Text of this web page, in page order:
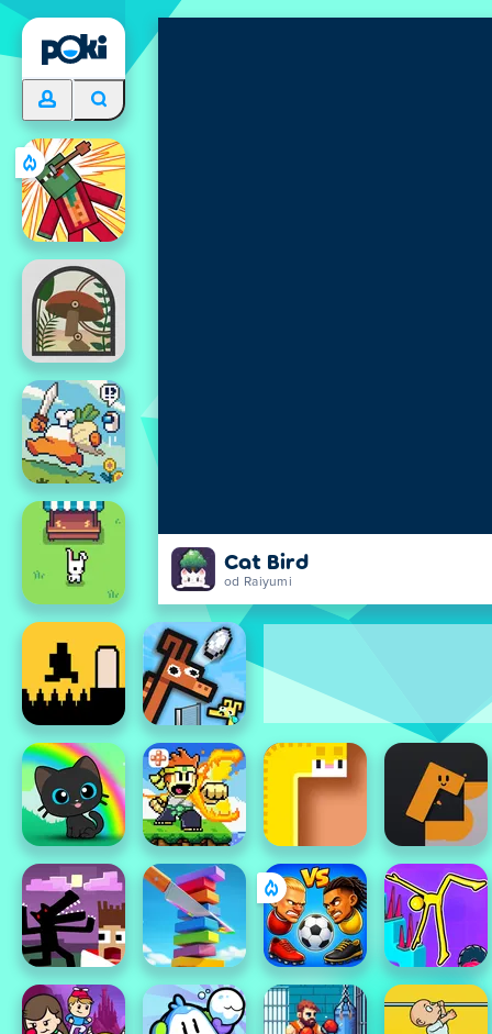
Cat Bird
od Raiyumi